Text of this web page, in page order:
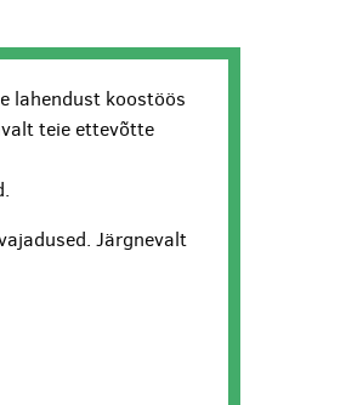
lahendust koostöös
teie ettevõtte
Järgnevalt